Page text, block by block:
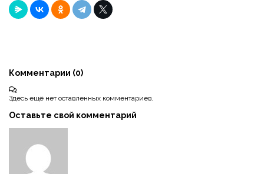
Комментарии (0)
Здесь ещё нет оставленных комментариев.
Оставьте свой комментарий